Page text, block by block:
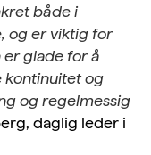
både i
og er viktig for
glade for å
kontinuitet og
og regelmessig
daglig leder i